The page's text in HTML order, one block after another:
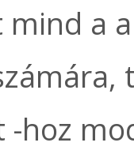
mind a
-hoz